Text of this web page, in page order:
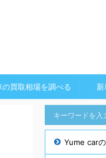
の買取相場を調べる
Yume car